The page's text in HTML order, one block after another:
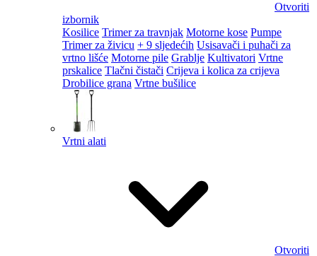
Otvoriti
izbornik
Kosilice Trimer za travnjak Motorne kose Pumpe
Trimer za živicu + 9 sljedećih Usisavači i puhači za
vrtno lišće Motorne pile Grablje Kultivatori Vrtne
prskalice Tlačni čistači Crijeva i kolica za crijeva
Drobilice grana Vrtne bušilice
Vrtni alati
Otvoriti